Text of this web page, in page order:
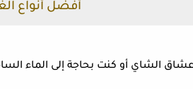
أفضل أنواع
الشاي أو كنت بحاجة إلى الماء